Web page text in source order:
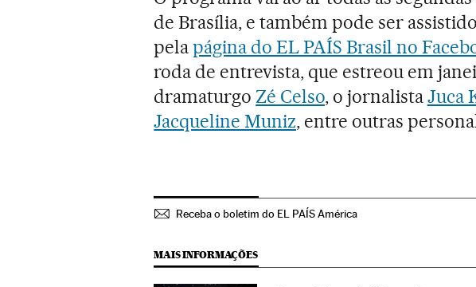
de Brasília, e também pode ser
pelapágina do EL PAÍS Brasil no
roda de entrevista, que estreou em
dramaturgo Zé Celso, o jornalistaJuca
Jacqueline Muniz, entre outras
Receba o boletim do EL PAÍS América
MAIS INFORMAÇÕES